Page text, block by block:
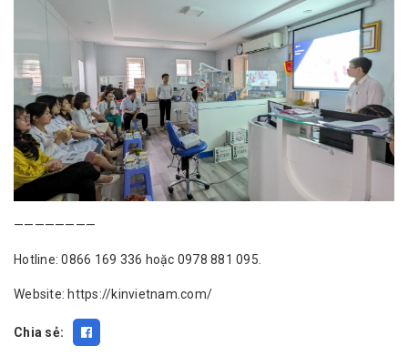
————————
Hotline: 0866 169 336 hoặc 0978 881 095.
Website:https://kinvietnam.com/
Chia sẻ: